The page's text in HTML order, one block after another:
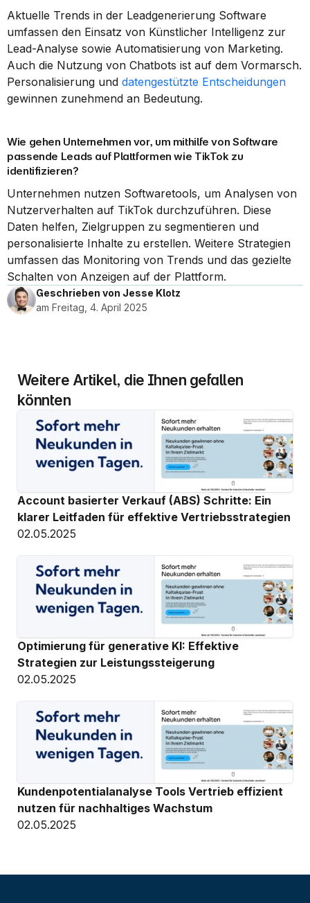
Aktuelle Trends in der Leadgenerierung Software
umfassen den Einsatz von Künstlicher Intelligenz zur
Lead-Analyse sowie Automatisierung von Marketing.
Auch die Nutzung von Chatbots ist auf dem Vormarsch.
Personalisierung und datengestützte Entscheidungen
gewinnen zunehmend an Bedeutung.
Wie gehen Unternehmen vor, um mithilfe von Software
passende Leads auf Plattformen wie TikTok zu
identifizieren?
Unternehmen nutzen Softwaretools, um Analysen von
Nutzerverhalten auf TikTok durchzuführen. Diese
Daten helfen, Zielgruppen zu segmentieren und
personalisierte Inhalte zu erstellen. Weitere Strategien
umfassen das Monitoring von Trends und das gezielte
Schalten von Anzeigen auf der Plattform.
Geschrieben von Jesse Klotz
am Freitag, 4. April 2025
Weitere Artikel, die Ihnen gefallen
könnten
Account basierter Verkauf (ABS) Schritte: Ein
klarer Leitfaden für effektive Vertriebsstrategien
02.05.2025
Optimierung für generative KI: Effektive
Strategien zur Leistungssteigerung
02.05.2025
Kundenpotentialanalyse Tools Vertrieb effizient
nutzen für nachhaltiges Wachstum
02.05.2025